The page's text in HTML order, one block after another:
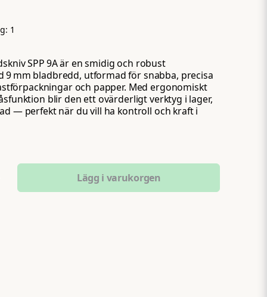
1
SPP 9A är en smidig och robust
9 mm bladbredd, utformad för snabba, precisa
och papper. Med ergonomiskt
blir den ett ovärderligt verktyg i lager,
— perfekt när du vill ha kontroll och kraft i
Lägg i varukorgen